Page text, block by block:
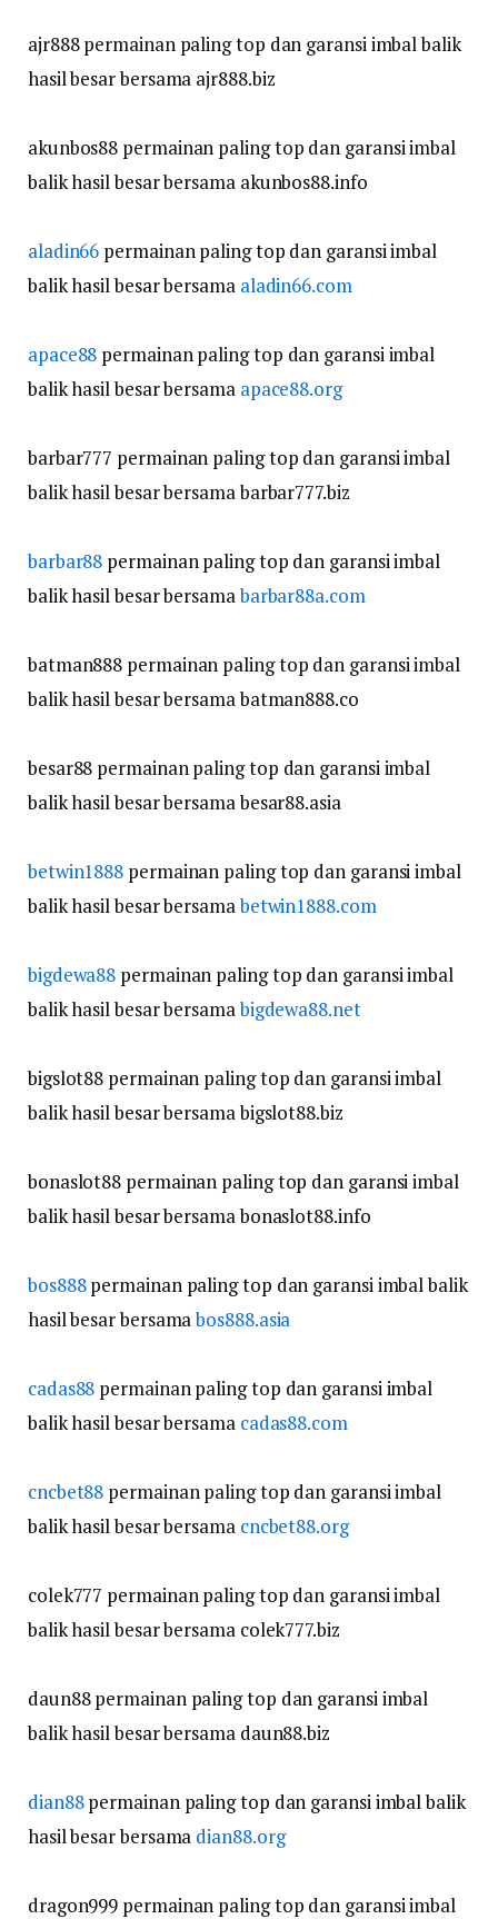
ajr888 permainan paling top dan garansi imbal balik
hasil besar bersama ajr888.biz
akunbos88 permainan paling top dan garansi imbal
balik hasil besar bersama akunbos88.info
aladin66 permainan paling top dan garansi imbal
balik hasil besar bersama aladin66.com
apace88 permainan paling top dan garansi imbal
balik hasil besar bersama apace88.org
barbar777 permainan paling top dan garansi imbal
balik hasil besar bersama barbar777.biz
barbar88 permainan paling top dan garansi imbal
balik hasil besar bersamabarbar88a.com
batman888 permainan paling top dan garansi imbal
balik hasil besar bersama batman888.co
besar88 permainan paling top dan garansi imbal
balik hasil besar bersama besar88.asia
betwin1888 permainan paling top dan garansi imbal
balik hasil besar bersamabetwin1888.com
bigdewa88 permainan paling top dan garansi imbal
balik hasil besar bersamabigdewa88.net
bigslot88 permainan paling top dan garansi imbal
balik hasil besar bersama bigslot88.biz
bonaslot88 permainan paling top dan garansi imbal
balik hasil besar bersama bonaslot88.info
bos888permainan paling top dan garansi imbal balik
hasil besar bersamabos888.asia
cadas88 permainan paling top dan garansi imbal
balik hasil besar bersama cadas88.com
cncbet88 permainan paling top dan garansi imbal
balik hasil besar bersama cncbet88.org
colek777 permainan paling top dan garansi imbal
balik hasil besar bersama colek777.biz
daun88 permainan paling top dan garansi imbal
balik hasil besar bersama daun88.biz
dian88permainan paling top dan garansi imbal balik
hasil besar bersama dian88.org
dragon999 permainan paling top dan garansi imbal